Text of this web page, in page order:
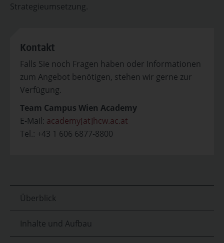
Strategieumsetzung.
Kontakt
Falls Sie noch Fragen haben oder Informationen
zum Angebot benötigen, stehen wir gerne zur
Verfügung.
Team Campus Wien Academy
E-Mail: academy[at]hcw.ac.at
Tel.: +43 1 606 6877-8800
Überblick
Inhalte und Aufbau